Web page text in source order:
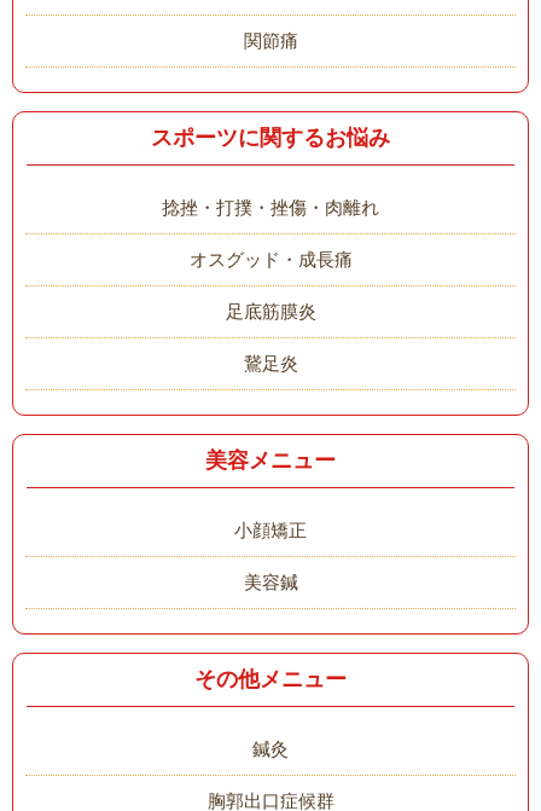
関節痛
スポーツに関するお悩み
捻挫・打撲・挫傷・肉離れ
オスグッド・成長痛
足底筋膜炎
鵞足炎
美容メニュー
小顔矯正
美容鍼
その他メニュー
鍼灸
胸郭出口症候群